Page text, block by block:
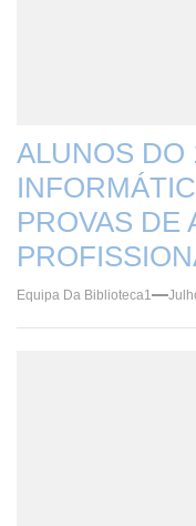
ALUNOS DO
PROVAS DE
Equipa Da Biblioteca1